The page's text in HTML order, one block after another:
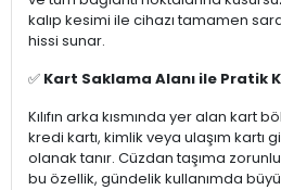
kalıp kesimi ile cihazı tamamen
hissi sunar.
✅ Kart Saklama Alanı ile Pratik
Kılıfın arka kısmında yer alan kart
kredi kartı, kimlik veya ulaşım kartı
olanak tanır. Cüzdan taşıma
bu özellik, gündelik kullanımda